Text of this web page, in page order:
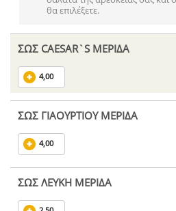
θα επιλέξετε.
ΣΩΣ CAESAR`S ΜΕΡΙΔΑ
4,00
ΣΩΣ ΓΙΑΟΥΡΤΙΟΥ ΜΕΡΙΔΑ
4,00
ΣΩΣ ΛΕΥΚΗ ΜΕΡΙΔΑ